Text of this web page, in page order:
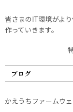
皆さまのIT環境がよ
作っていきます。
ブログ
かえうちファームウ